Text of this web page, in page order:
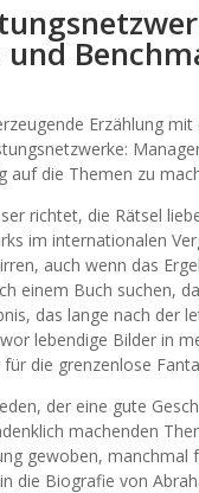
Erzählung
auf die Themen zu
richtet, die Rätsel
im internationalen
auch wenn das
einem Buch suchen,
das lange nach der
lebendige Bilder in
die grenzenlose
der eine gute
machenden
gewoben,
die Biografie von